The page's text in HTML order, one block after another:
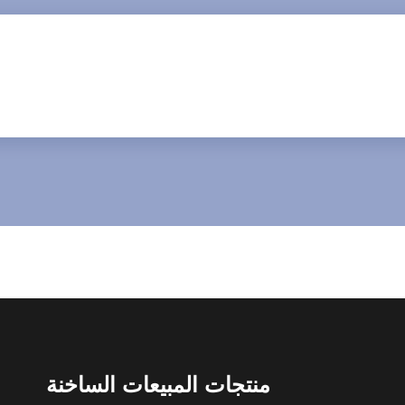
منتجات المبيعات الساخنة